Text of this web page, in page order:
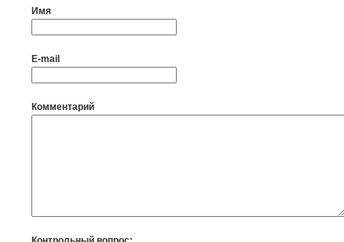
Имя
E-mail
Комментарий